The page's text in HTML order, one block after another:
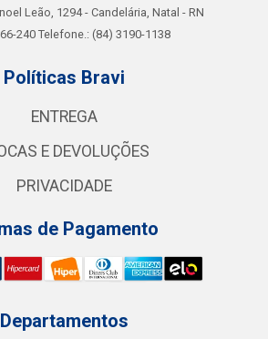
Leão, 1294 - Candelária, Natal - RN
240 Telefone.: (84) 3190-1138
Políticas Bravi
ENTREGA
E DEVOLUÇÕES
PRIVACIDADE
de Pagamento
Departamentos